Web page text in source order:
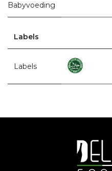
Babyvoeding
Labels
Labels